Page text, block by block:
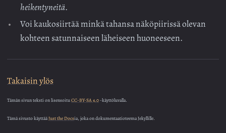
heikentyneitä.
Voi kaukosiirtää minkä tahansa näköpiirissä olevan
kohteen satunnaiseen läheiseen huoneeseen.
Takaisin ylös
Tämän sivun teksti on lisensoituCC-BY-SA 4.0-käyttöluvalla.
Tämä sivusto käyttääJust the Docsia, joka on dokumentaatioteema Jekyllille.